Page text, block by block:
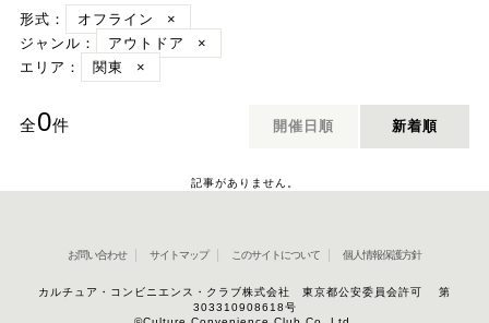
形式：
オフライン
×
ジャンル：
アウトドア
×
エリア：
関東 ×
全0件 開催日順 新着順
記事がありません。
お問い合わせ サイトマップ このサイトについて 個人情報保護方針
カルチュア・コンビニエンス・クラブ株式会社 東京都公安委員会許可 第
303310908618号